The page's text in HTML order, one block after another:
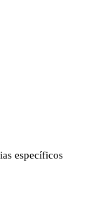
específicos